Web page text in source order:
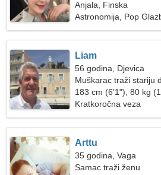
Anjala, Finska
Astronomija, Pop
Liam
56 godina, Djevica
Muškarac traži stariju
183 cm (6'1"), 80 kg
Kratkoročna veza
Arttu
35 godina, Vaga
Samac traži ženu